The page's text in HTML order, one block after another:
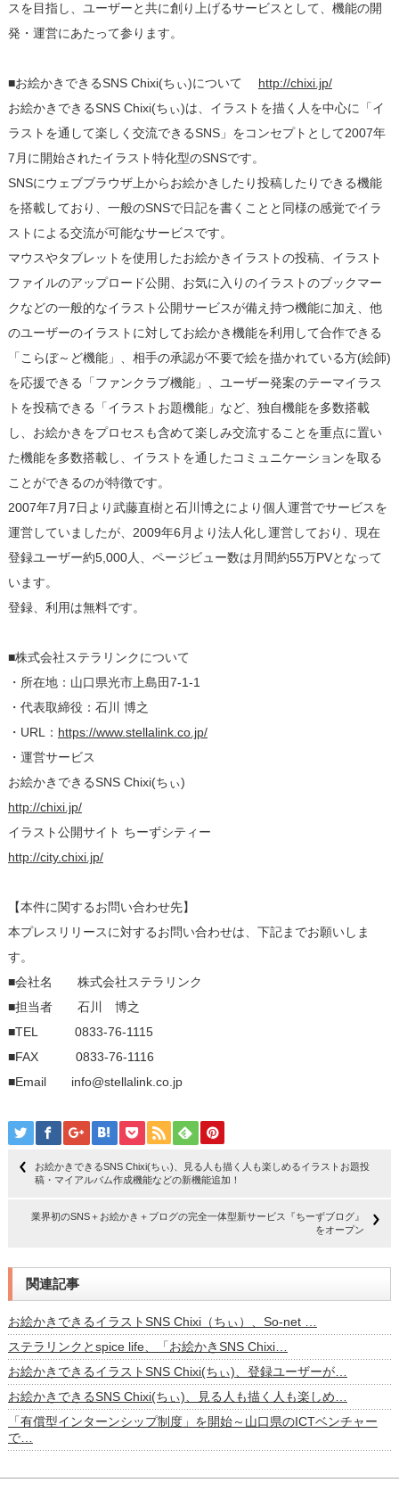
スを目指し、ユーザーと共に創り上げるサービスとして、機能の開
発・運営にあたって参ります。
■お絵かきできるSNS Chixi(ちぃ)について http://chixi.jp/
お絵かきできるSNS Chixi(ちぃ)は、イラストを描く人を中心に「イ
ラストを通して楽しく交流できるSNS」をコンセプトとして2007年
7月に開始されたイラスト特化型のSNSです。
SNSにウェブブラウザ上からお絵かきしたり投稿したりできる機能
を搭載しており、一般のSNSで日記を書くことと同様の感覚でイラ
ストによる交流が可能なサービスです。
マウスやタブレットを使用したお絵かきイラストの投稿、イラスト
ファイルのアップロード公開、お気に入りのイラストのブックマー
クなどの一般的なイラスト公開サービスが備え持つ機能に加え、他
のユーザーのイラストに対してお絵かき機能を利用して合作できる
「こらぼ～ど機能」、相手の承認が不要で絵を描かれている方(絵師)
を応援できる「ファンクラブ機能」、ユーザー発案のテーマイラス
トを投稿できる「イラストお題機能」など、独自機能を多数搭載
し、お絵かきをプロセスも含めて楽しみ交流することを重点に置い
た機能を多数搭載し、イラストを通したコミュニケーションを取る
ことができるのが特徴です。
2007年7月7日より武藤直樹と石川博之により個人運営でサービスを
運営していましたが、2009年6月より法人化し運営しており、現在
登録ユーザー約5,000人、ページビュー数は月間約55万PVとなって
います。
登録、利用は無料です。
■株式会社ステラリンクについて
・所在地：山口県光市上島田7-1-1
・代表取締役：石川 博之
・URL： https://www.stellalink.co.jp/
・運営サービス
お絵かきできるSNS Chixi(ちぃ)
http://chixi.jp/
イラスト公開サイト ちーずシティー
http://city.chixi.jp/
【本件に関するお問い合わせ先】
本プレスリリースに対するお問い合わせは、下記までお願いしま
す。
■会社名 株式会社ステラリンク
■担当者 石川 博之
■TEL 0833-76-1115
■FAX 0833-76-1116
■Email info@stellalink.co.jp
お絵かきできるSNS Chixi(ちぃ)、見る人も描く人も楽しめるイラストお題投
稿・マイアルバム作成機能などの新機能追加！
業界初のSNS＋お絵かき＋ブログの完全一体型新サービス『ちーずブログ』
をオープン
関連記事
お絵かきできるイラストSNS Chixi（ちぃ）、So-net …
ステラリンクとspice life、「お絵かきSNS Chixi…
お絵かきできるイラストSNS Chixi(ちぃ)、登録ユーザーが…
お絵かきできるSNS Chixi(ちぃ)、見る人も描く人も楽しめ…
「有償型インターンシップ制度」を開始～山口県のICTベンチャー
で…